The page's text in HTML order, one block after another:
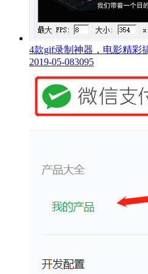
4款gif录制神器，电影精彩
2019-05-083095